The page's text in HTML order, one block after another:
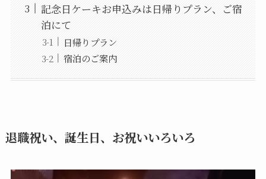
記念日ケーキお申込みは日帰りプラン、ご宿
泊にて
日帰りプラン
宿泊のご案内
退職祝い、誕生日、お祝いいろいろ